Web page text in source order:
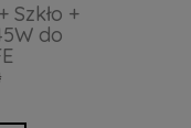
Szkło +
do